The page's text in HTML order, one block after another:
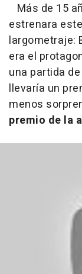
Más de 15
estrenara
largometraje:
era el
una partida
llevaría un
menos
premio de la